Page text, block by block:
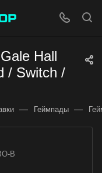
Hall
/ Switch /
— Геймпады —
B